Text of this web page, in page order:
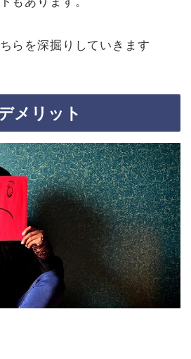
らを深掘りしていきます
メリット